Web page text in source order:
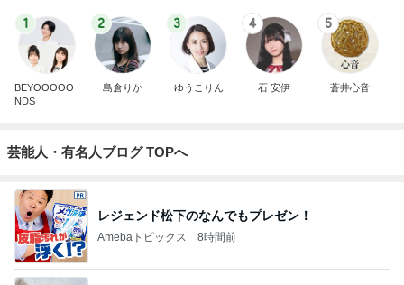
1
BEYOOOOO
NDS
2
島倉りか
3
ゆうこりん
4
石 安伊
5
蒼井心音
芸能人・有名人ブログ TOPへ
レジェンド松下のなんでもプレゼン！
Amebaトピックス 8時間前